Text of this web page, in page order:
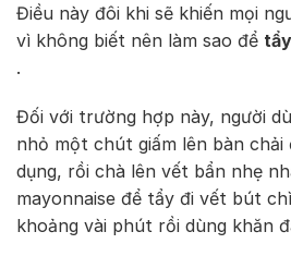
Điều này đôi khi sẽ khiến mọi
vì không biết nên làm sao để
.
Đối với trường hợp này, người
nhỏ một chút giấm lên bàn chải
dụng, rồi chà lên vết bẩn nhẹ
mayonnaise để tẩy đi vết bút
khoảng vài phút rồi dùng khăn